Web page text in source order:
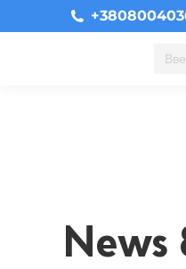
News